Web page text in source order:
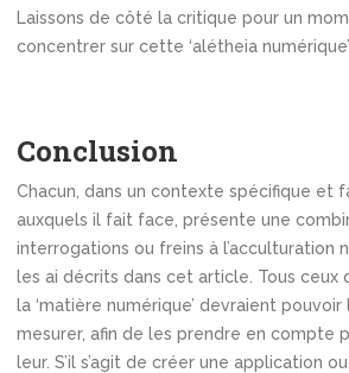
Laissons de côté la critique pour un
concentrer sur cette ‘alétheia numérique’.
Conclusion
Chacun, dans un contexte spécifique et
auxquels il fait face, présente une
interrogations ou freins à l’acculturation
les ai décrits dans cet article. Tous ceux
la ‘matière numérique’ devraient
mesurer, afin de les prendre en compte
leur. S’il s’agit de créer une application